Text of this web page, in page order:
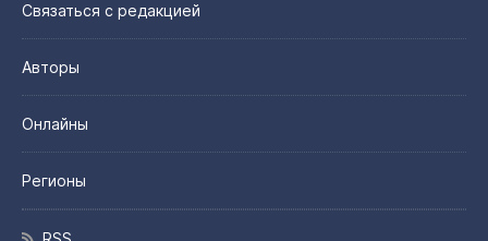
Связаться с редакцией
Авторы
Онлайны
Регионы